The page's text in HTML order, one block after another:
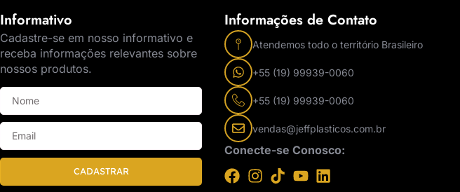
Informativo
Cadastre-se em nosso informativo e
receba informações relevantes sobre
nossos produtos.
CADASTRAR
Informações de Contato
Atendemos todo o território Brasileiro
+55 (19) 99939-0060
+55 (19) 99939-0060
vendas@jeffplasticos.com.br
Conecte-se Conosco: